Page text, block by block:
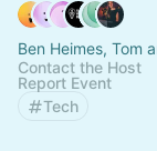
Ben Heimes, Tom
Contact the Host
Report Event
Tech